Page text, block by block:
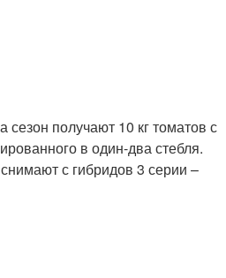
получают 10 кг томатов с
в один-два стебля.
с гибридов 3 серии –